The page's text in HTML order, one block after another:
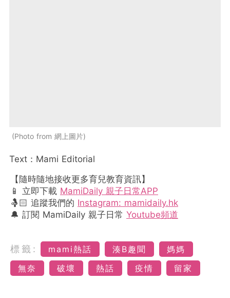
Photo from 網上圖片
Text：Mami Editorial
【隨時隨地接收更多育兒教育資訊】
📱 立即下載 MamiDaily 親子日常APP
🤱🏻 追蹤我們的 Instagram: mamidaily.hk
🔔 訂閱 MamiDaily 親子日常 Youtube頻道
標籤: mami熱話 湊B趣聞
媽媽
無奈
破壞 熱話 疫情 留家